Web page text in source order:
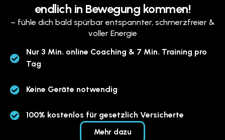
endlich in Bewegung kommen!
– fühle dich bald spürbar entspannter, schmerzfreier &
voller Energie
Nur 3 Min. online Coaching & 7 Min. Training pro
Tag
Keine Geräte notwendig
100% kostenlos für gesetzlich Versicherte
Mehr dazu